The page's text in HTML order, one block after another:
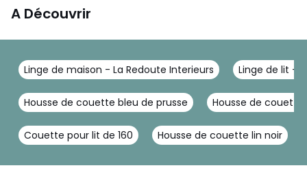
A Découvrir
Linge de maison - La Redoute Interieurs Linge de lit -
Housse de couette bleu de prusse Housse de couette
Couette pour lit de 160 Housse de couette lin noir